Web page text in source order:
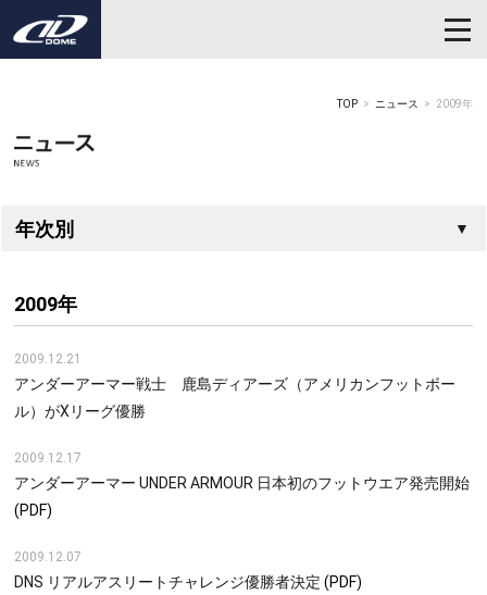
TOP ニュース 2009年
年次別
2009年
2009.12.21
アンダーアーマー戦士 鹿島ディアーズ（アメリカンフットボー
ル）がXリーグ優勝
2009.12.17
アンダーアーマー UNDER ARMOUR 日本初のフットウエア発売開始
(PDF)
2009.12.07
DNS リアルアスリートチャレンジ優勝者決定 (PDF)